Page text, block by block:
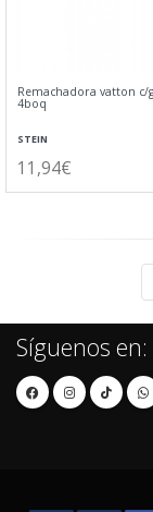
Remachadora vatton c/
4boq
STEIN
11,94€
Síguenos en: